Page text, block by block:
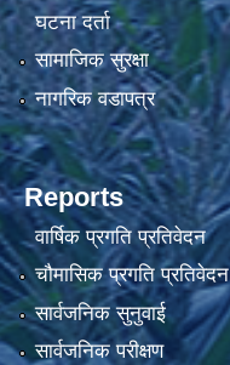
घटना दर्ता
सामाजिक सुरक्षा
नागरिक वडापत्र
Reports
वार्षिक प्रगति प्रतिवेदन
चौमासिक प्रगति प्रतिवेदन
सार्वजनिक सुनुवाई
सार्वजनिक परीक्षण